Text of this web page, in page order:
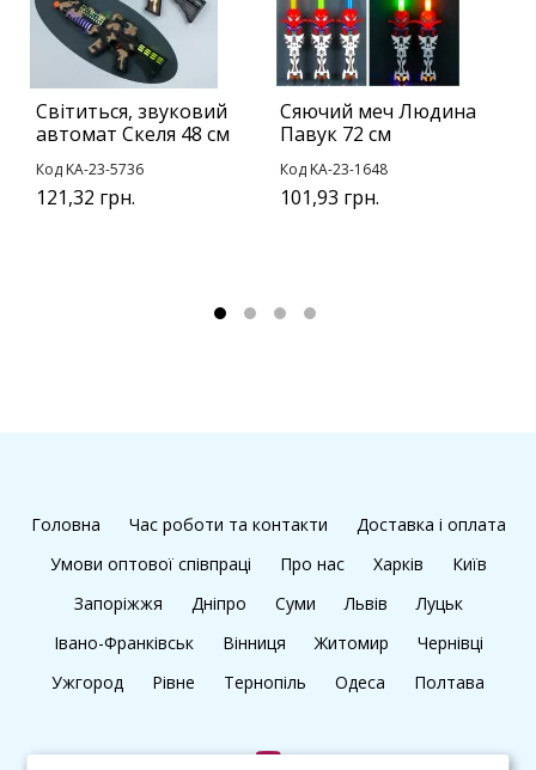
Світиться, звуковий
автомат Скеля 48 см
Код KA-23-5736
121,32 грн.
Сяючий меч Людина
Павук 72 см
Код KA-23-1648
101,93 грн.
Головна Час роботи та контакти
Доставка і оплата
Умови оптової співпраці
Про нас Харків
Київ
Запоріжжя
Дніпро Суми Львів
Луцьк
Івано-Франківськ
Вінниця Житомир
Чернівці
Ужгород
Рівне Тернопіль Одеса Полтава